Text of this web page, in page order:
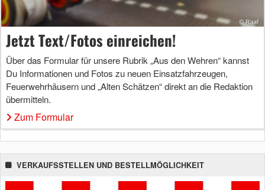
Jetzt Text/Fotos einreichen!
Über das Formular für unsere Rubrik „Aus den Wehren“ kannst
Du Informationen und Fotos zu neuen Einsatzfahrzeugen,
Feuerwehrhäusern und „Alten Schätzen“ direkt an die Redaktion
übermitteln.
Zum Formular
VERKAUFSSTELLEN UND BESTELLMÖGLICHKEIT